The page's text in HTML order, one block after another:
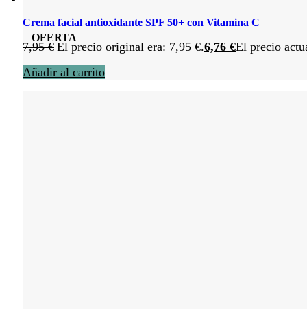
OFERTA
Crema facial antioxidante SPF 50+ con Vitamina C
7,95€ El precio original era: 7,95 €.6,76 €El precio
Añadir al carrito